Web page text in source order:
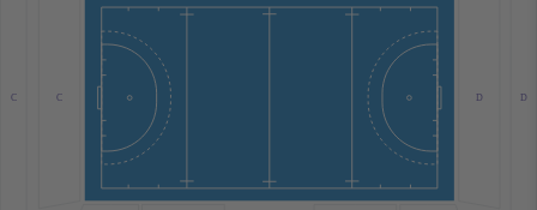
D
C D
C